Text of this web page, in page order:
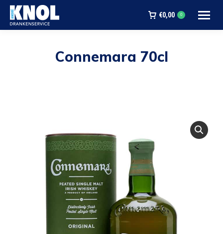
€0,00 0
Connemara 70cl